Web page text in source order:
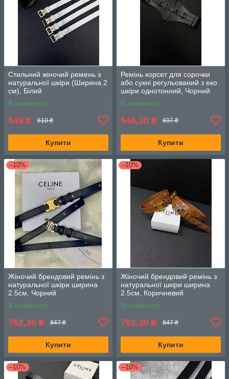
Стильний жіночий ремень з
натуральної шкіри (Ширина 2
см), Білий
В наявності
549 ₴ 610 ₴
Купити
Ремінь корсет для сорочки
або сукні регульований з еко
шкіри однотонний, Чорний
В наявності
546,30 ₴ 607 ₴
Купити
–10%
Жіночий брендовий ремінь з
натуральної шкіри ширина
2.5см, Чорний
В наявності
762,30 ₴ 847 ₴
Купити
–10%
Жіночий брендовий ремінь з
натуральної шкіри ширина
2.5см, Коричневий
В наявності
762,30 ₴ 847 ₴
Купити
–10% –10%